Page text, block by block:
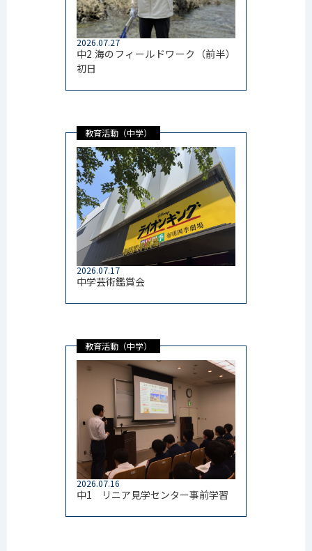
2026.07.27
中2 海のフィールドワーク（前半）
初日
教育活動（中学）
2026.07.17
中学芸術鑑賞会
教育活動（中学）
2026.07.16
中1 リニア見学センター事前学習